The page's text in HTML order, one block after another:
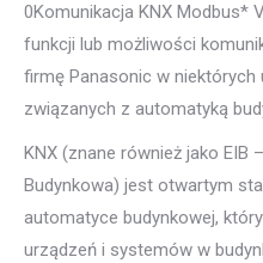
0Komunikacja KNX Modbus*
funkcji lub możliwości
firmę Panasonic w
związanych z automatyką
KNX (znane również jako EIB
Budynkowa) jest otwartym
automatyce budynkowej,
urządzeń i systemów w